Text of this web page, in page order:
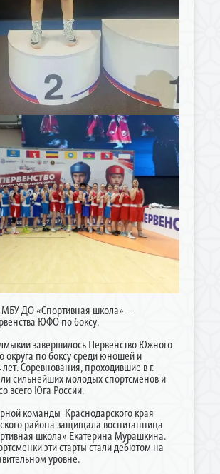
МБУ ДО «Спортивная школа» —
ЮФО по боксу.
завершилось Первенство Южного
округа по боксу среди юношей и
лет. Соревнования, проходившие в г.
сильнейших молодых спортсменов и
всего Юга России.
команды Краснодарского края
района защищала воспитанница
школа» Екатерина Мурашкина.
эти старты стали дебютом на
уровне.